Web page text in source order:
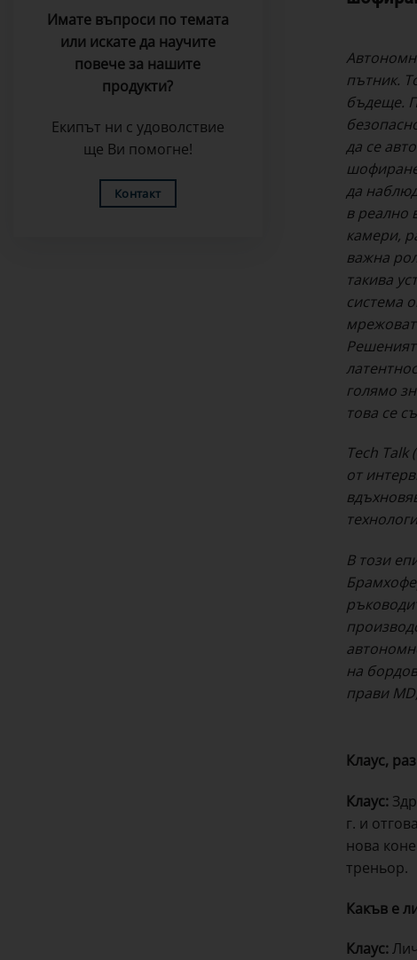
Имате въпроси по темата
или искате да научите
повече за нашите
продукти?
Екипът ни с удоволствие
ще Ви помогне!
Контакт
пътник.
бъдеще.
да се
да
в реално
камери,
важна
такива
система
голямо
това се
Tech
от
В този
на
прави
Клаус,
Клаус:
г. и
нова
треньор.
Какъв е
Клаус: